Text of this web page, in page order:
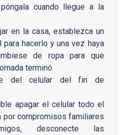
cuando llegue a la
en la casa, establezca un
para hacerlo y una vez haya
de ropa para que
terminó.
del celular del fin de
apagar el celular todo el
por compromisos familiares
desconecte las